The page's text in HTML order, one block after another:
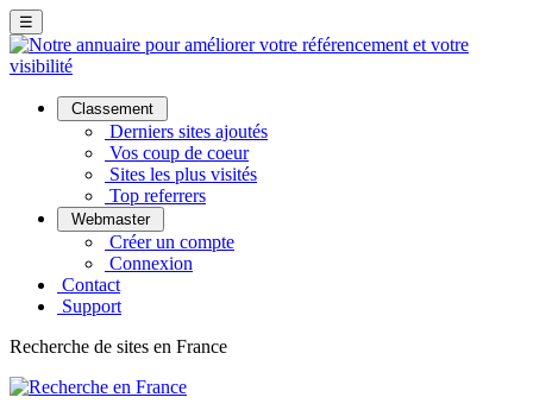
☰
Classement
Derniers sites ajoutés
Vos coup de coeur
Sites les plus visités
Top referrers
Webmaster
Créer un compte
Connexion
Contact
Support
Recherche de sites en France